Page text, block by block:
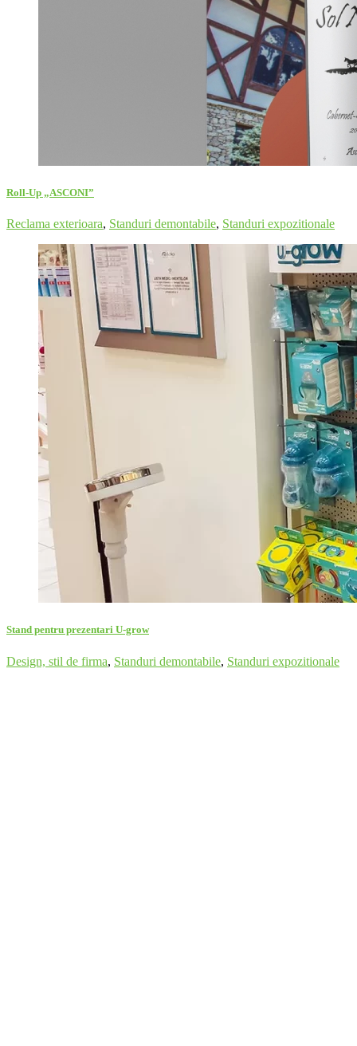
Roll-Up „ASCONI”
Reclama exterioara, Standuri demontabile, Standuri expozitionale
Stand pentru prezentari U-grow
Design, stil de firma, Standuri demontabile, Standuri expozitionale